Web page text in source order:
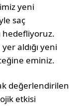
yeni
saç
hedefliyoruz.
aldığı yeni
eminiz.
değerlendirilen
etkisi